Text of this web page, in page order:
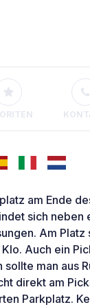
am Ende
sich neben
Am Platz
Auch ein
sollte man aus
direkt am
Parkplatz.